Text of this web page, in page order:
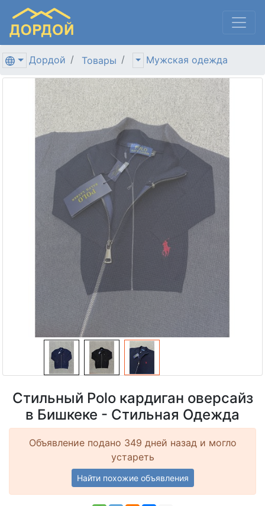
Дордой Товары Мужская одежда
Стильный Polo кардиган оверсайз
в Бишкеке - Стильная Одежда
Объявление подано 349 дней назад и могло
устареть
Найти похожие объявления